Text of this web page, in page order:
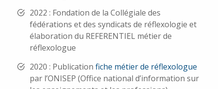
2022 : Fondation de la Collégiale des
fédérations et des syndicats de réflexologie et
élaboration du REFERENTIEL métier de
réflexologue
2020 : Publication fiche métier de réflexologue
par l’ONISEP (Office national d’information sur